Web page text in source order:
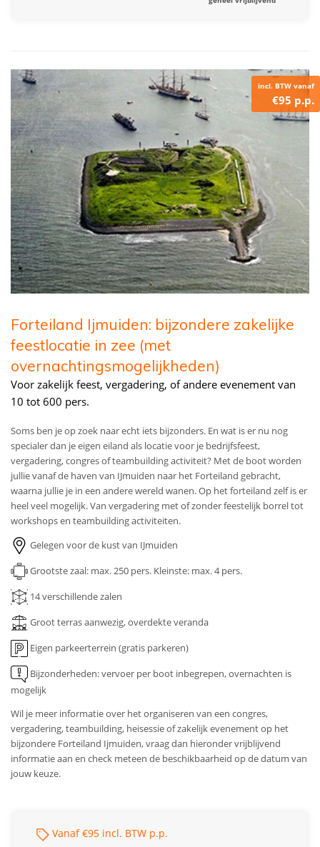
incl. BTW vanaf
€95 p.p.
Forteiland Ijmuiden: bijzondere zakelijke
feestlocatie in zee (met
overnachtingsmogelijkheden)
Voor zakelijk feest, vergadering, of andere evenement van
10 tot 600 pers.
Soms ben je op zoek naar echt iets bijzonders. En wat is er nu nog
specialer dan je eigen eiland als locatie voor je bedrijfsfeest,
vergadering, congres of teambuilding activiteit? Met de boot worden
jullie vanaf de haven van IJmuiden naar het Forteiland gebracht,
waarna jullie je in een andere wereld wanen. Op het forteiland zelf is er
heel veel mogelijk. Van vergadering met of zonder feestelijk borrel tot
workshops en teambuilding activiteiten.
Gelegen voor de kust van IJmuiden
Grootste zaal: max. 250 pers. Kleinste: max. 4 pers.
14verschillende zalen
Groot terras aanwezig, overdekte veranda
Eigen parkeerterrein (gratis parkeren)
Bijzonderheden: vervoer per boot inbegrepen, overnachten is
mogelijk
Wil je meer informatie over het organiseren van een congres,
vergadering, teambuilding, heisessie of zakelijk evenement op het
bijzondere Forteiland Ijmuiden, vraag dan hieronder vrijblijvend
informatie aan en check meteen de beschikbaarheid op de datum van
jouw keuze.
Vanaf €95 incl. BTW p.p.